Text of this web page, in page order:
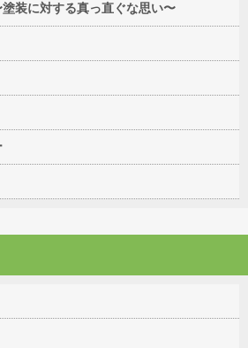
装に対する真っ直ぐな思い〜